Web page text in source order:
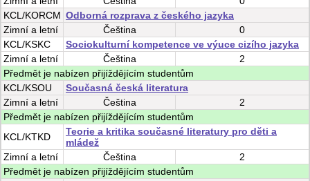
KCL/KORCM Odborná rozprava z českého jazyka
Zimní a letní Čeština
0
KCL/KSKC
Sociokulturní kompetence ve výuce cizího jazyka
Zimní a letní Čeština
2
Předmět je nabízen přijíždějícím studentům
KCL/KSOU
Současná česká literatura
Zimní a letní Čeština
2
Předmět je nabízen přijíždějícím studentům
KCL/KTKD
Teorie a kritika současné literatury pro děti a
mládež
Zimní a letní Čeština
2
Předmět je nabízen přijíždějícím studentům